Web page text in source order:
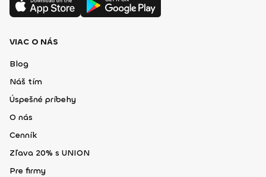
VIAC O NÁS
Blog
Náš tím
Úspešné príbehy
O nás
Cenník
Zľava 20% s UNION
Pre firmy